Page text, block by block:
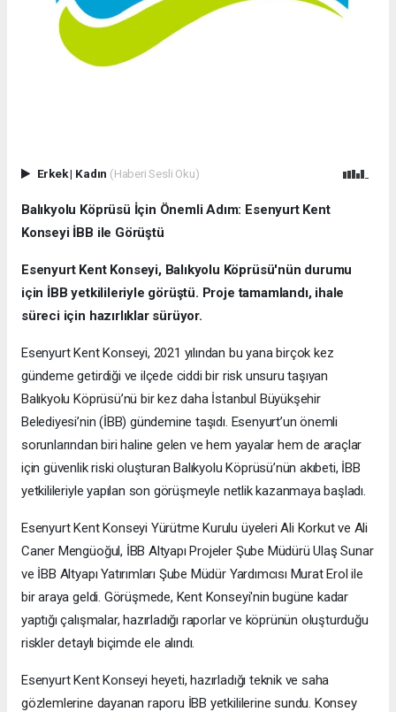
Erkek| Kadın (Haberi Sesli Oku)
Balıkyolu Köprüsü İçin Önemli Adım: Esenyurt Kent
Konseyi İBB ile Görüştü
Esenyurt Kent Konseyi, Balıkyolu Köprüsü'nün durumu
için İBB yetkilileriyle görüştü. Proje tamamlandı, ihale
süreci için hazırlıklar sürüyor.
Esenyurt Kent Konseyi, 2021 yılından bu yana birçok kez
gündeme getirdiği ve ilçede ciddi bir risk unsuru taşıyan
Balıkyolu Köprüsü’nü bir kez daha İstanbul Büyükşehir
Belediyesi’nin (İBB) gündemine taşıdı. Esenyurt’un önemli
sorunlarından biri haline gelen ve hem yayalar hem de araçlar
için güvenlik riski oluşturan Balıkyolu Köprüsü’nün akıbeti, İBB
yetkilileriyle yapılan son görüşmeyle netlik kazanmaya başladı.
Esenyurt Kent Konseyi Yürütme Kurulu üyeleri Ali Korkut ve Ali
Caner Mengüoğul, İBB Altyapı Projeler Şube Müdürü Ulaş Sunar
ve İBB Altyapı Yatırımları Şube Müdür Yardımcısı Murat Erol ile
bir araya geldi. Görüşmede, Kent Konseyi'nin bugüne kadar
yaptığı çalışmalar, hazırladığı raporlar ve köprünün oluşturduğu
riskler detaylı biçimde ele alındı.
Esenyurt Kent Konseyi heyeti, hazırladığı teknik ve saha
gözlemlerine dayanan raporu İBB yetkililerine sundu. Konsey